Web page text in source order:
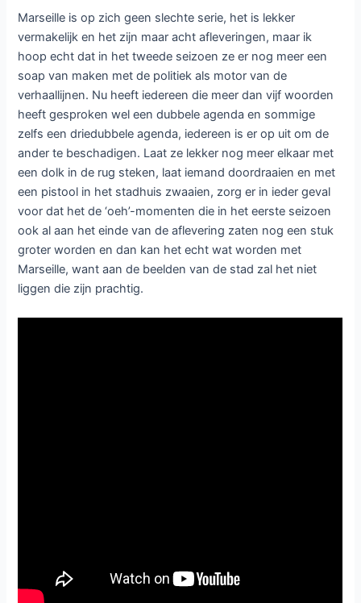
Marseille is op zich geen slechte serie, het is lekker
vermakelijk en het zijn maar acht afleveringen, maar ik
hoop echt dat in het tweede seizoen ze er nog meer een
soap van maken met de politiek als motor van de
verhaallijnen. Nu heeft iedereen die meer dan vijf woorden
heeft gesproken wel een dubbele agenda en sommige
zelfs een driedubbele agenda, iedereen is er op uit om de
ander te beschadigen. Laat ze lekker nog meer elkaar met
een dolk in de rug steken, laat iemand doordraaien en met
een pistool in het stadhuis zwaaien, zorg er in ieder geval
voor dat het de ‘oeh’-momenten die in het eerste seizoen
ook al aan het einde van de aflevering zaten nog een stuk
groter worden en dan kan het echt wat worden met
Marseille, want aan de beelden van de stad zal het niet
liggen die zijn prachtig.